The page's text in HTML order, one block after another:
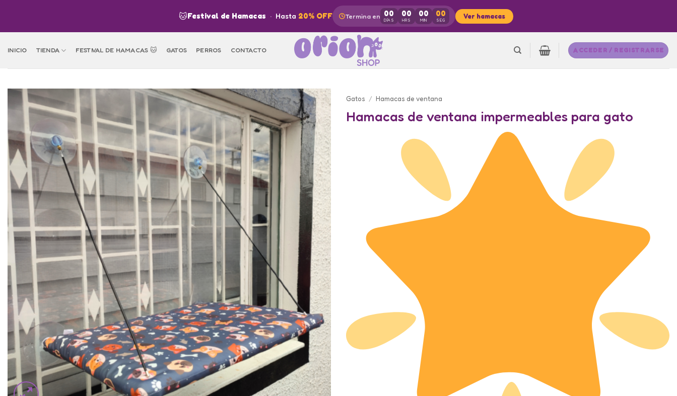
content
🐱Festival de Hamacas · Hasta 20% OFF Termina en 00
DÍAS
00
HRS
00
MIN
00
SEG
Ver hamacas
INICIO TIENDA FESTIVAL DE HAMACAS 🐱 GATOS PERROS CONTACTO ACCEDER / REGISTRARSE
Gatos / Hamacas de ventana
Hamacas de ventana impermeables para gato